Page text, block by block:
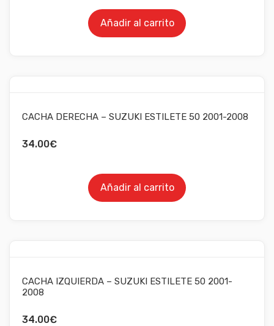
Añadir al carrito
CACHA DERECHA – SUZUKI ESTILETE 50 2001-2008
34.00€
Añadir al carrito
CACHA IZQUIERDA – SUZUKI ESTILETE 50 2001-
2008
34.00€